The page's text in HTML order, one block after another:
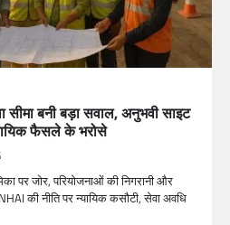
बनी बड़ा सवाल, अनुभवी साइट
फैसले के भरोसे
पर जोर, परियोजनाओं की निगरानी और
की नीति पर न्यायिक कसौटी, सेवा अवधि